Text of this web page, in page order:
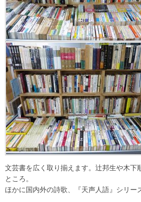
文芸書を広く取り揃えます。辻邦生や木下
ところ。
ほかに国内外の詩歌、『天声人語』シリー